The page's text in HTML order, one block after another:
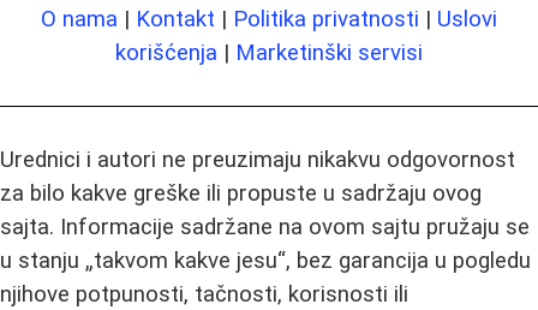
O nama | Kontakt | Politika privatnosti | Uslovi
korišćenja | Marketinški servisi
Urednici i autori ne preuzimaju nikakvu odgovornost
za bilo kakve greške ili propuste u sadržaju ovog
sajta. Informacije sadržane na ovom sajtu pružaju se
u stanju „takvom kakve jesu“, bez garancija u pogledu
njihove potpunosti, tačnosti, korisnosti ili